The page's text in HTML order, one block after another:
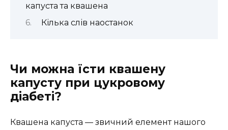
капуста та квашена
Кілька слів наостанок
Чи можна їсти квашену
капусту при цукровому
діабеті?
Квашена капуста — звичний елемент нашого